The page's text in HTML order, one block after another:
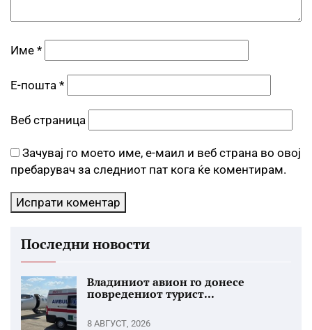
Име *
Е-пошта *
Веб страница
Зачувај го моето име, е-маил и веб страна во овој
пребарувач за следниот пат кога ќе коментирам.
Последни новости
Владиниот авион го донесе
повредениот турист...
8 АВГУСТ, 2026